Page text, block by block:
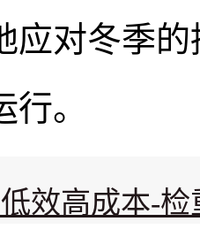
应对冬季
。
效高成本-